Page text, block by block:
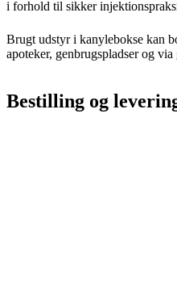
i forhold til sikker
Brugt udstyr i kanylebokse kan
apoteker, genbrugspladser og
Bestilling og